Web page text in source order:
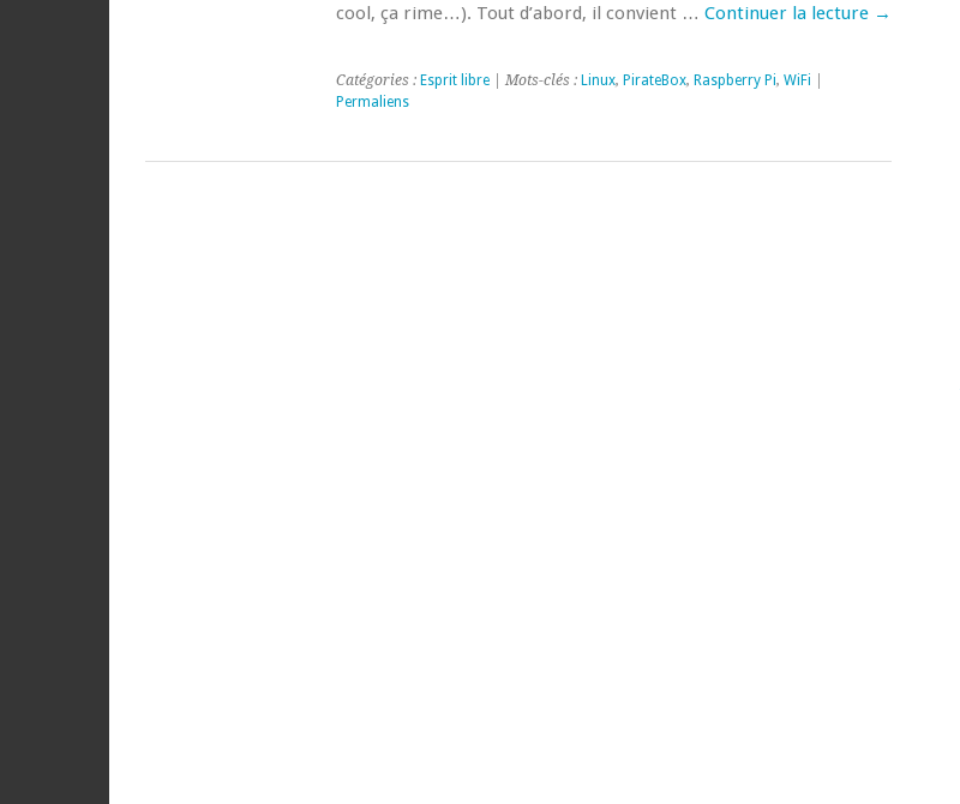
cool, ça rime…). Tout d’abord, il convient … Continuer la lecture →
Catégories : Esprit libre| Mots-clés : Linux, PirateBox, Raspberry Pi, WiFi
Permaliens